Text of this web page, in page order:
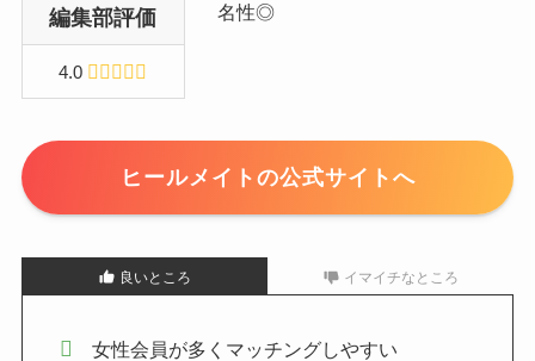
編集部評価
4.0
名性◎
ヒールメイトの公式サイトへ
良いところ イマイチなところ
女性会員が多くマッチングしやすい